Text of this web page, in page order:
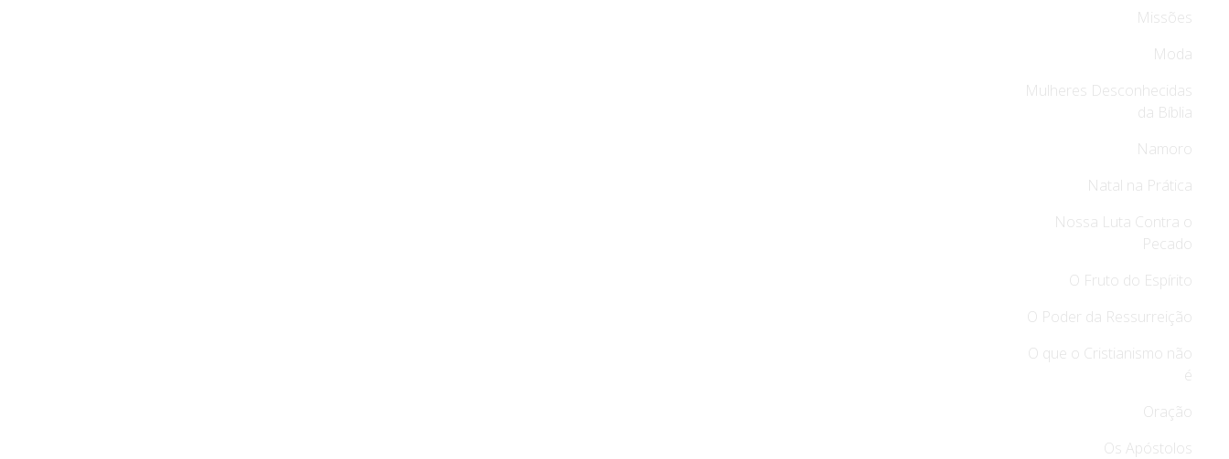
Missões
Moda
Mulheres Desconhecidas
da Bíblia
Namoro
Natal na Prática
Nossa Luta Contra o
Pecado
O Fruto do Espírito
O Poder da Ressurreição
O que o Cristianismo não
é
Oração
Os Apóstolos